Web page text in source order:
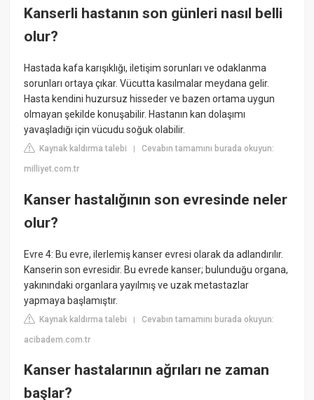
Kanserli hastanın son günleri nasıl belli
olur?
Hastada kafa karışıklığı, iletişim sorunları ve odaklanma
sorunları ortaya çıkar. Vücutta kasılmalar meydana gelir.
Hasta kendini huzursuz hisseder ve bazen ortama uygun
olmayan şekilde konuşabilir. Hastanın kan dolaşımı
yavaşladığı için vücudu soğuk olabilir.
Kaynak kaldırma talebi |Cevabın tamamını burada okuyun:
milliyet.com.tr
Kanser hastalığının son evresinde neler
olur?
Evre 4: Bu evre, ilerlemiş kanser evresi olarak da adlandırılır.
Kanserin son evresidir. Bu evrede kanser; bulunduğu organa,
yakınındaki organlara yayılmış ve uzak metastazlar
yapmaya başlamıştır.
Kaynak kaldırma talebi |Cevabın tamamını burada okuyun:
acibadem.com.tr
Kanser hastalarının ağrıları ne zaman
başlar?